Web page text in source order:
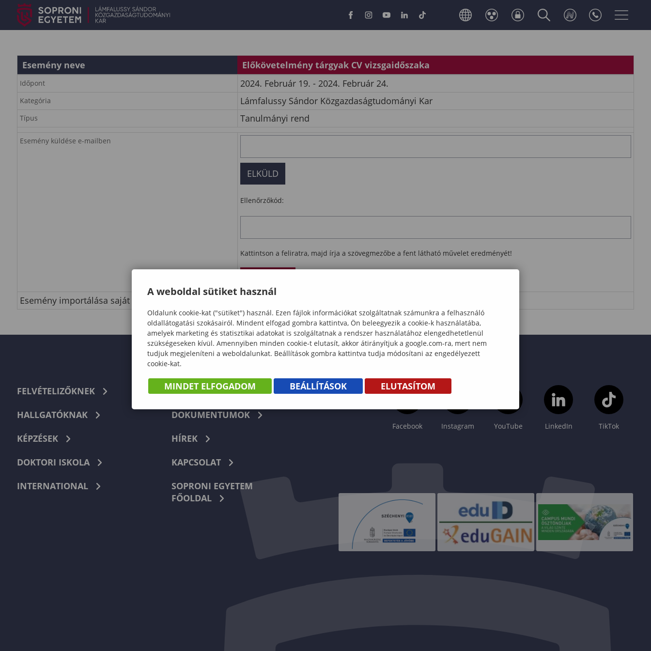
Esemény neve Előkövetelmény tárgyak CV vizsgaidőszaka
Időpont 2024. Február 19. - 2024. Február 24.
Kategória Lámfalussy Sándor Közgazdaságtudományi Kar
Típus Tanulmányi rend
Esemény küldése e-mailben
Ellenőrzőkód:
Kattintson a feliratra, majd írja a szövegmezőbe a fent látható művelet eredményét!
Esemény importálása saját naptárba
FELVÉTELIZŐKNEK
HALLGATÓKNAK
KÉPZÉSEK
DOKTORI ISKOLA
INTERNATIONAL
TELEFONKÖNYV
DOKUMENTUMOK
HÍREK
KAPCSOLAT
SOPRONI EGYETEM
FŐOLDAL
Facebook Instagram YouTube LinkedIn TikTok
A weboldal sütiket használ
Oldalunk cookie-kat ("sütiket") használ. Ezen fájlok információkat szolgáltatnak számunkra a felhasználó
oldallátogatási szokásairól. Mindent elfogad gombra kattintva, Ön beleegyezik a cookie-k használatába,
amelyek marketing és statisztikai adatokat is szolgáltatnak a rendszer használatához elengedhetetlenül
szükségeseken kívül. Amennyiben minden cookie-t elutasít, akkor átirányítjuk a google.com-ra, mert nem
tudjuk megjeleníteni a weboldalunkat. Beállítások gombra kattintva tudja módosítani az engedélyezett
cookie-kat.
MINDET ELFOGADOM BEÁLLÍTÁSOK ELUTASÍTOM